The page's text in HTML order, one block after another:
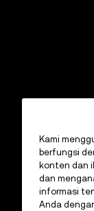
Kami
berfungsi
konten dan
dan
informasi
Anda